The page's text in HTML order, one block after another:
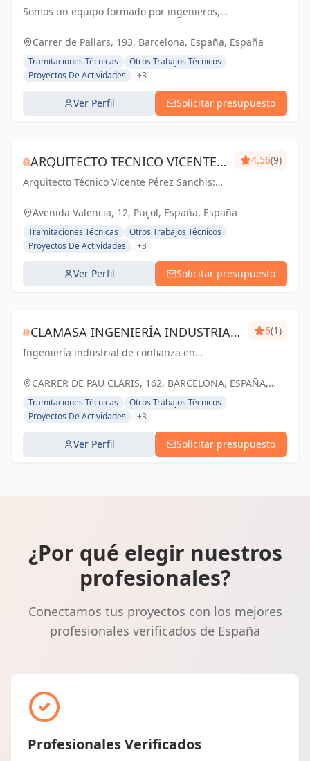
Somos un equipo formado por ingenieros,
experiencia en los sectores de licencias de
ejecución...
Carrer de Pallars, 193, Barcelona, España, España
Tramitaciones Técnicas
Otros Trabajos Técnicos
Proyectos De Actividades
+3
Ver Perfil Solicitar presupuesto
ARQUITECTO TECNICO VICENTE
PÉREZ SANCHIS
Arquitecto Técnico Vicente Pérez Sanchis:
transformando ideas en realidad.
4.56(9)
Avenida Valencia, 12, Puçol, España, España
Tramitaciones Técnicas
Otros Trabajos Técnicos
Proyectos De Actividades
+3
Ver Perfil Solicitar presupuesto
CLAMASA INGENIERÍA INDUSTRIAL
Y SERVICIOS, S.L.
Ingeniería industrial de confianza en
de tu negocio.
5(1)
CARRER DE PAU CLARIS, 162, BARCELONA, ESPAÑA,
España
Tramitaciones Técnicas
Otros Trabajos Técnicos
Proyectos De Actividades
+3
Ver Perfil Solicitar presupuesto
¿Por qué elegir nuestros
profesionales?
Conectamos tus proyectos con los mejores
profesionales verificados de España
Profesionales Verificados